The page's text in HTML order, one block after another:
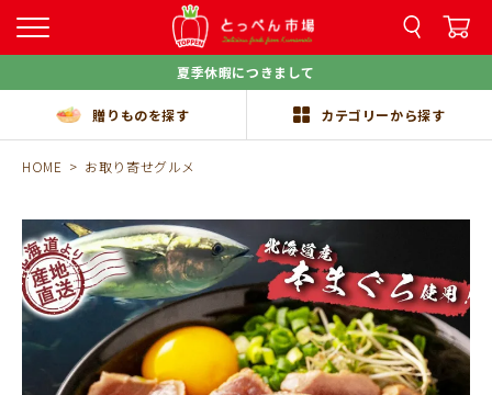
夏季休暇につきまして
贈りものを探す カテゴリーから探す
HOME お取り寄せグルメ